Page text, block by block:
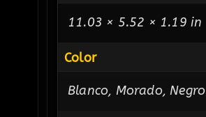
11.03 × 5.52 × 1.19 in
Color
Blanco, Morado, Negro